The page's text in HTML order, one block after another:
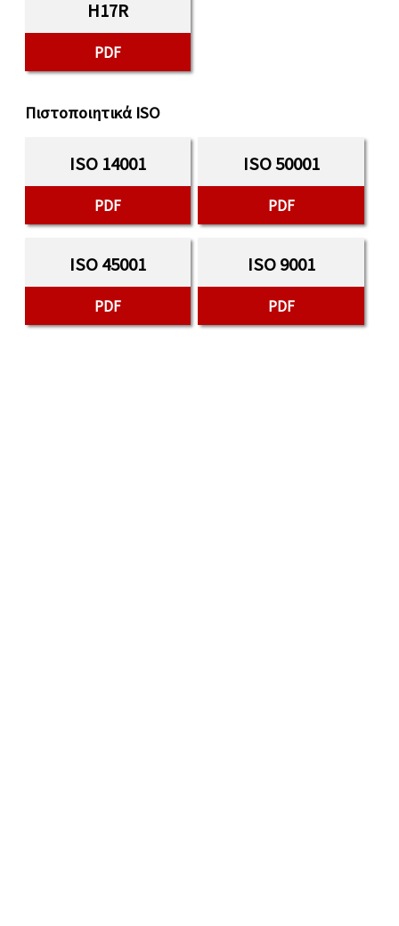
H17R
PDF
Πιστοποιητικά ISO
ISO 14001
PDF
ISO 50001
PDF
ISO 45001
PDF
ISO 9001
PDF